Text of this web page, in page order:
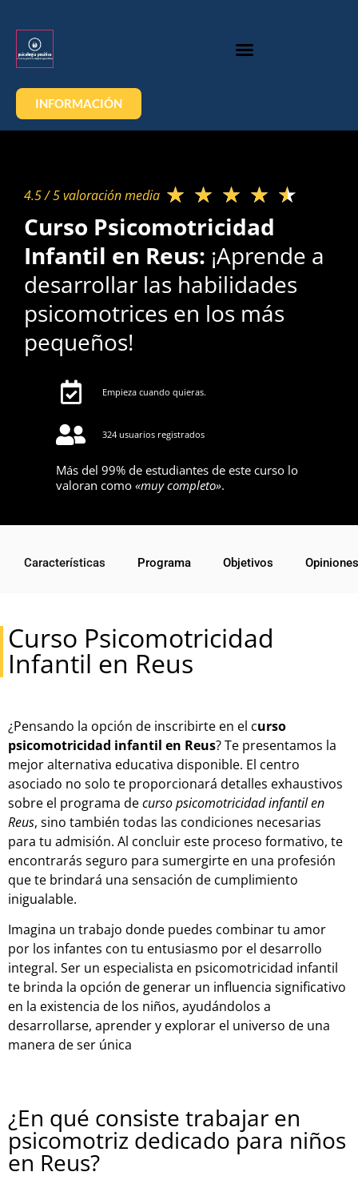
INFORMACIÓN
4.5 / 5 valoración media​ ★ ★ ★ ★ ★
Curso Psicomotricidad
Infantil en Reus: ¡Aprende a
desarrollar las habilidades
psicomotrices en los más
pequeños!
Empieza cuando quieras.
324 usuarios registrados
Más del 99% de estudiantes de este curso lo
valoran como «muy completo».
Características Programa Objetivos Opiniones
Curso Psicomotricidad
Infantil en Reus
¿Pensando la opción de inscribirte en el curso
psicomotricidad infantil en Reus? Te presentamos la
mejor alternativa educativa disponible. El centro
asociado no solo te proporcionará detalles exhaustivos
sobre el programa decurso psicomotricidad infantil en
Reus, sino también todas las condiciones necesarias
para tu admisión. Al concluir este proceso formativo, te
encontrarás seguro para sumergirte en una profesión
que te brindará una sensación de cumplimiento
inigualable.
Imagina un trabajo donde puedes combinar tu amor
por los infantes con tu entusiasmo por el desarrollo
integral. Ser un especialista en psicomotricidad infantil
te brinda la opción de generar un influencia significativo
en la existencia de los niños, ayudándolos a
desarrollarse, aprender y explorar el universo de una
manera de ser única
¿En qué consiste trabajar en
psicomotriz dedicado para niños
en Reus?